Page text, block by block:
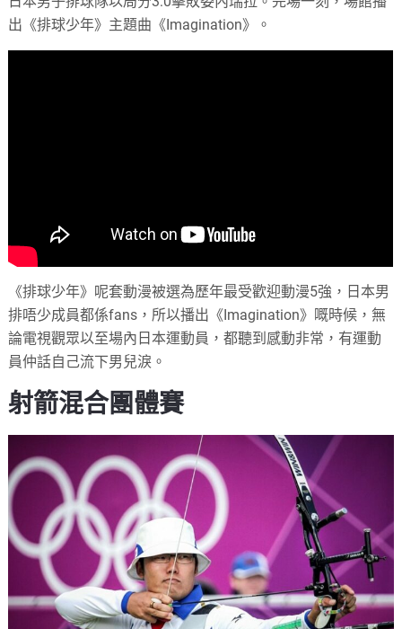
出《排球少年》主題曲《Imagination》。
《排球少年》呢套動漫被選為歷年最受歡迎動漫5強，日本男
排唔少成員都係fans，所以播出《Imagination》嘅時候，無
論電視觀眾以至場內日本運動員，都聽到感動非常，有運動
員仲話自己流下男兒淚。
射箭混合團體賽